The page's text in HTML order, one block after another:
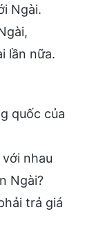
Ngài.
lần nữa.
quốc của
nhau
Ngài?
trả giá